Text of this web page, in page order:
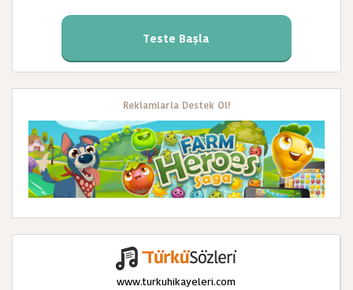
Teste Başla
Reklamlarla Destek Ol!
www.turkuhikayeleri.com